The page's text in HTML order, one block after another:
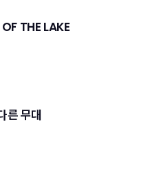
THE LAKE
른 무대